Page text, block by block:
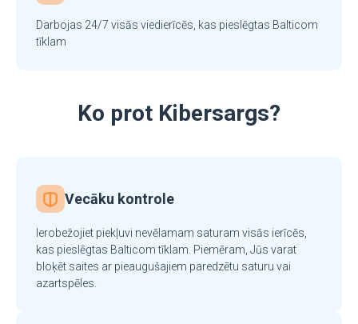
Darbojas 24/7 visās viedierīcēs, kas pieslēgtas Balticom
tīklam
Ko prot Kibersargs?
Vecāku kontrole
Ierobežojiet piekļuvi nevēlamam saturam visās ierīcēs,
kas pieslēgtas Balticom tīklam. Piemēram, Jūs varat
bloķēt saites ar pieaugušajiem paredzētu saturu vai
azartspēles.